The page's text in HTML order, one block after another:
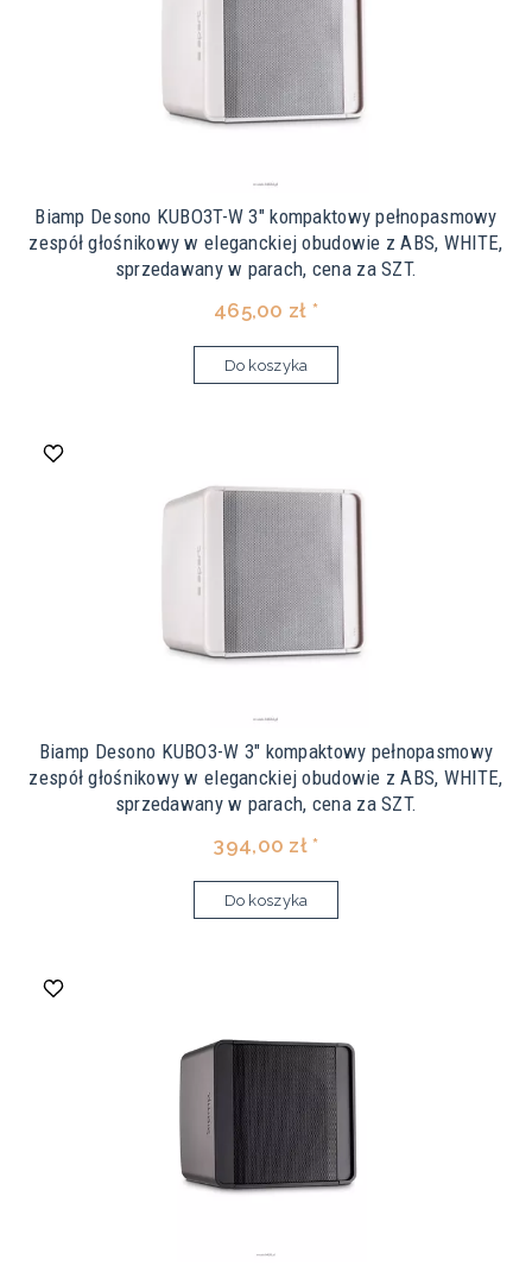
Biamp Desono KUBO3T-W 3" kompaktowy pełnopasmowy
zespół głośnikowy w eleganckiej obudowie z ABS, WHITE,
sprzedawany w parach, cena za SZT.
465,00 zł *
Do koszyka
Biamp Desono KUBO3-W 3" kompaktowy pełnopasmowy
zespół głośnikowy w eleganckiej obudowie z ABS, WHITE,
sprzedawany w parach, cena za SZT.
394,00 zł *
Do koszyka